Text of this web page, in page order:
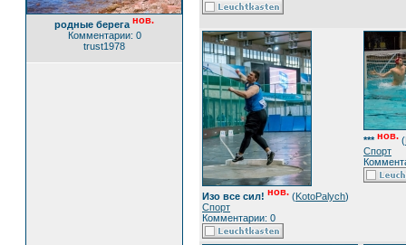
родные берега нов.
Комментарии: 0
trust1978
Изо все сил! нов. (KotoPalych)
Спорт
Комментарии: 0
*** нов. (
Спорт